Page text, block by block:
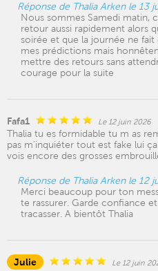
Réponse de Thalia Arken le 13
Nous sommes Samedi matin,
retour aussi rapidement alors
soirée et que la journée ne
mes prédictions mais
mettre des retours sans
courage pour la suite
Fafa1 Le 12 juin 2026
Thalia tu es formidable tu m as
pas m'inquiéter tout est fake lui
vois encore des grosses
Réponse de Thalia Arken le 12
Merci beaucoup pour ton
te rassurer. Garde confiance
tracasser. A bientôt Thalia
Julie Le 12 juin